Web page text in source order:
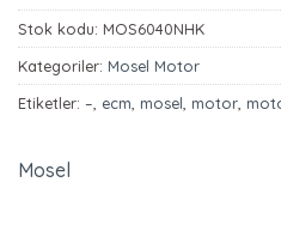
Stok kodu: MOS6040NHK
Kategoriler: Mosel Motor
Etiketler: – ecm mosel motor
Mosel